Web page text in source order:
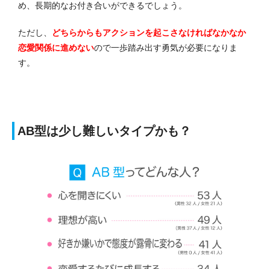
め、長期的なお付き合いができるでしょう。
ただし、
どちらからもアクションを起こさなければなかなか
恋愛関係に進めないので一歩踏み出す勇気が必要になりま
す。
AB型は少し難しいタイプかも？